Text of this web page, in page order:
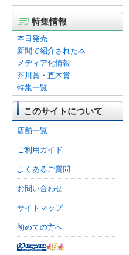
特集情報
本日発売
新聞で紹介された本
メディア化情報
芥川賞・直木賞
特集一覧
このサイトについて
店舗一覧
ご利用ガイド
よくあるご質問
お問い合わせ
サイトマップ
初めての方へ